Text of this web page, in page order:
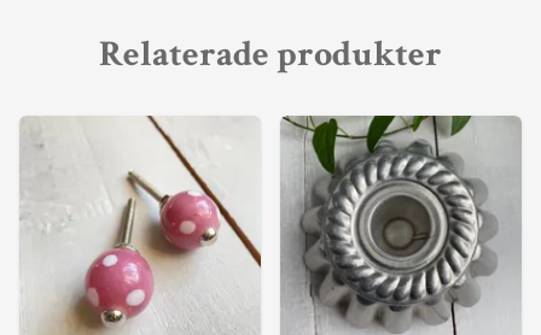
Relaterade produkter